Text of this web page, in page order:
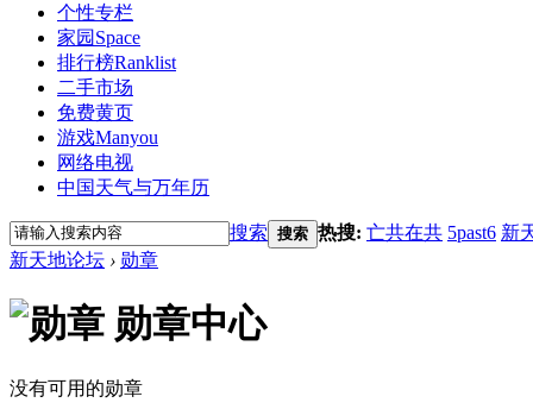
个性专栏
家园 Space
排行榜Ranklist
二手市场
免费黄页
游戏Manyou
网络电视
中国天气与万年历
搜索 搜索 热搜: 亡共在共 5past6 新
新天地论坛 › 勋章
勋章中心
没有可用的勋章